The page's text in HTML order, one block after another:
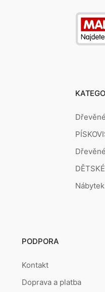
Nábytek
PODPORA
Kontakt
Doprava a platba